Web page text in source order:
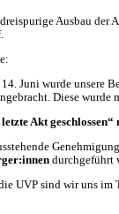
Ausbau der
Juni wurde unsere
Diese wurde
Akt geschlossen“
durchgeführt
UVP sind wir uns